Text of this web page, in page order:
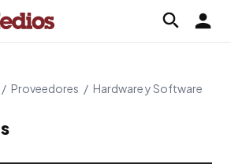
/ Proveedores / Hardware y Software